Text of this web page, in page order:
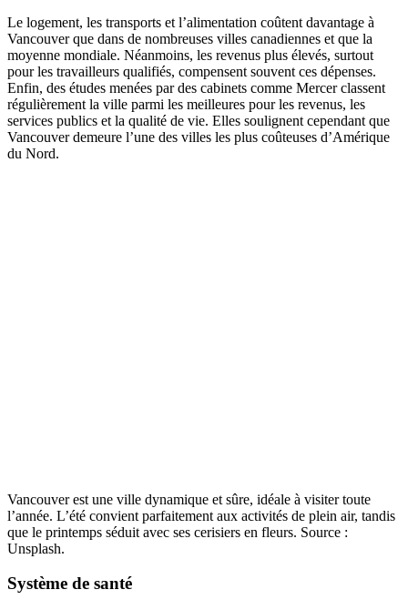
Le logement, les transports et l’alimentation coûtent davantage à
Vancouver que dans de nombreuses villes canadiennes et que la
moyenne mondiale. Néanmoins, les revenus plus élevés, surtout
pour les travailleurs qualifiés, compensent souvent ces dépenses.
Enfin, des études menées par des cabinets comme Mercer classent
régulièrement la ville parmi les meilleures pour les revenus, les
services publics et la qualité de vie. Elles soulignent cependant que
Vancouver demeure l’une des villes les plus coûteuses d’Amérique
du Nord.
Vancouver est une ville dynamique et sûre, idéale à visiter toute
l’année. L’été convient parfaitement aux activités de plein air, tandis
que le printemps séduit avec ses cerisiers en fleurs. Source :
Unsplash.
Système de santé